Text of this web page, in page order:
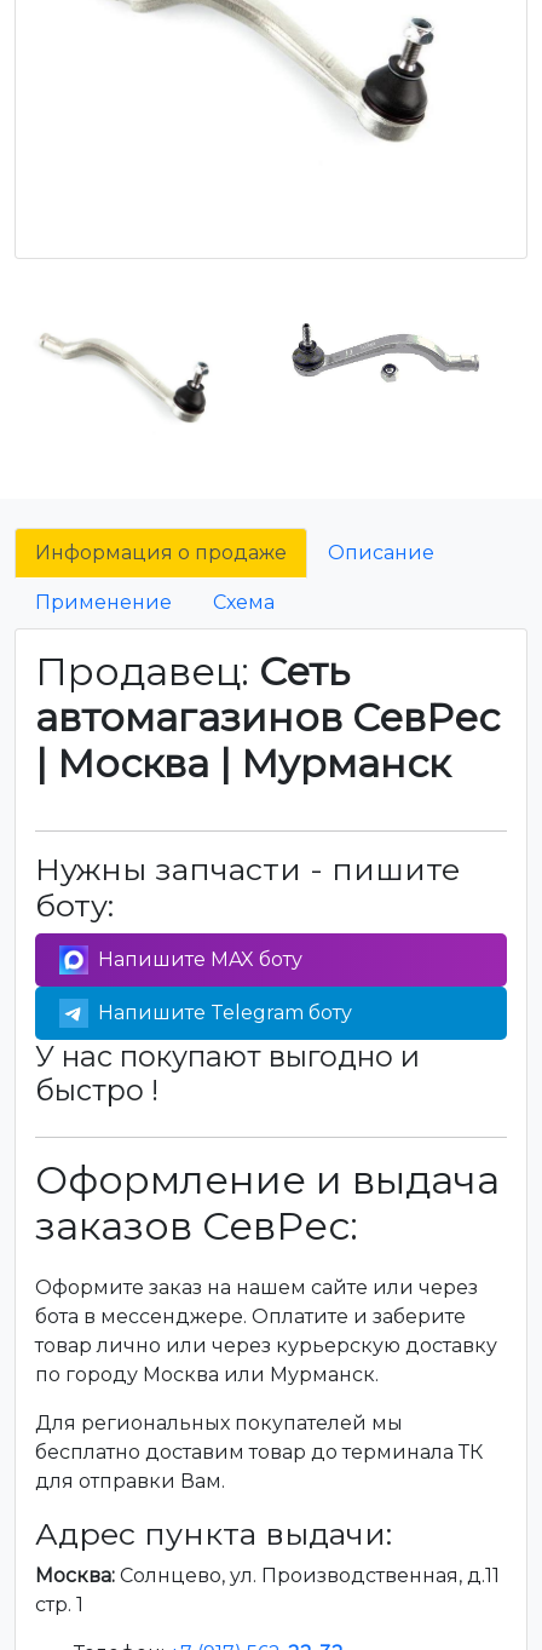
Информация о продаже Описание
Применение Схема
Продавец: Сеть
автомагазинов СевРес
| Москва | Мурманск
Нужны запчасти - пишите
боту:
Напишите MAX боту
Напишите Telegram боту
У нас покупают выгодно и
быстро !
Оформление и выдача
заказов СевРес:
Оформите заказ на нашем сайте или через
бота в мессенджере. Оплатите и заберите
товар лично или через курьерскую доставку
по городу Москва или Мурманск.
Для региональных покупателей мы
бесплатно доставим товар до терминала ТК
для отправки Вам.
Адрес пункта выдачи:
Москва: Солнцево, ул. Производственная, д.11
стр. 1